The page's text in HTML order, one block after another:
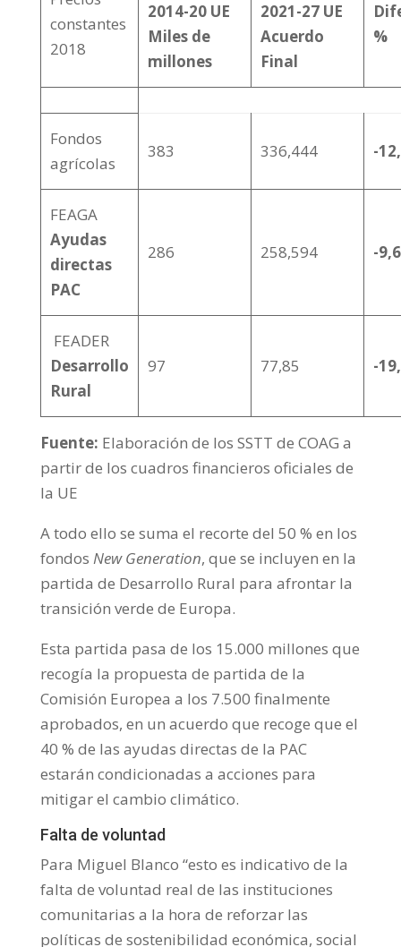
constantes
2018
2014-20 UE
Miles de
millones
2021-27 UE
Acuerdo
Final
%
Fondos
agrícolas
383 336,444 -
FEAGA
Ayudas
directas
PAC
286 258,594 -
FEADER
Desarrollo
Rural
97 77,85 -
Fuente: Elaboración de los SSTT de COAG a
partir de los cuadros financieros oficiales de
la UE
A todo ello se suma el recorte del 50 % en los
fondos New Generation, que se incluyen en la
partida de Desarrollo Rural para afrontar la
transición verde de Europa.
Esta partida pasa de los 15.000 millones que
recogía la propuesta de partida de la
Comisión Europea a los 7.500 finalmente
aprobados, en un acuerdo que recoge que el
40 % de las ayudas directas de la PAC
estarán condicionadas a acciones para
mitigar el cambio climático.
Falta de voluntad
Para Miguel Blanco “esto es indicativo de la
falta de voluntad real de las instituciones
comunitarias a la hora de reforzar las
políticas de sostenibilidad económica, social